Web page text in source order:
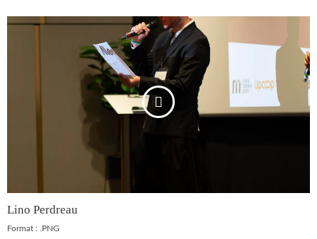
Lino Perdreau
Format : .PNG